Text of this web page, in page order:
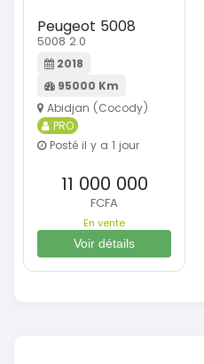
Peugeot 5008
5008 2.0
2018
95000 Km
Abidjan (Cocody)
PRO
Posté il y a 1 jour
11 000 000
FCFA
En vente
Voir détails